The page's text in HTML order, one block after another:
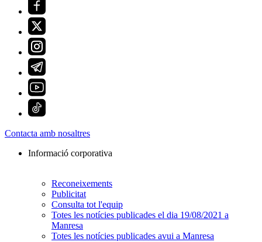
Contacta amb nosaltres
Informació corporativa
Reconeixements
Publicitat
Consulta tot l'equip
Totes les notícies publicades el dia 19/08/2021 a
Manresa
Totes les notícies publicades avui a Manresa